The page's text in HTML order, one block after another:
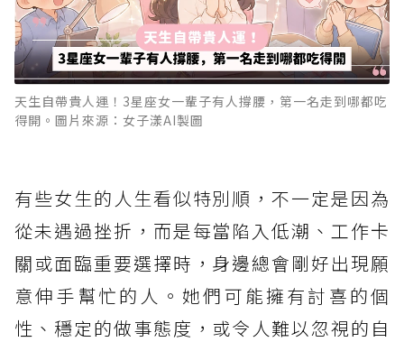
天生自帶貴人運！3星座女一輩子有人撐腰，第一名走到哪都吃
得開。圖片來源：女子漾AI製圖
有些女生的人生看似特別順，不一定是因為
從未遇過挫折，而是每當陷入低潮、工作卡
關或面臨重要選擇時，身邊總會剛好出現願
意伸手幫忙的人。她們可能擁有討喜的個
性、穩定的做事態度，或令人難以忽視的自